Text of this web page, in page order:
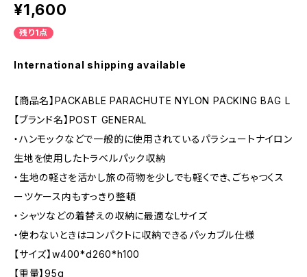
¥1,600
残り1点
International shipping available
【商品名】PACKABLE PARACHUTE NYLON PACKING BAG L
【ブランド名】POST GENERAL
・ハンモックなどで一般的に使用されているパラシュートナイロン
生地を使用したトラベルパック収納
・生地の軽さを活かし旅の荷物を少しでも軽くでき、ごちゃつくス
ーツケース内もすっきり整頓
・シャツなどの着替えの収納に最適なLサイズ
・使わないときはコンパクトに収納できるパッカブル仕様
【サイズ】w400*d260*h100
【重量】95g